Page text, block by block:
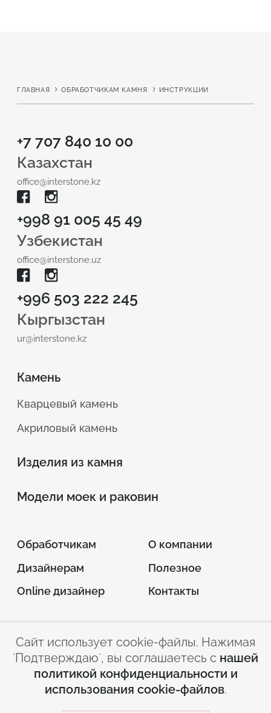
ГЛАВНАЯ ОБРАБОТЧИКАМ КАМНЯ ИНСТРУКЦИИ
+7 707 840 10 00
Казахстан
office@interstone.kz
+998 91 005 45 49
Узбекистан
office@interstone.uz
+996 503 222 245
Кыргызстан
ur@interstone.kz
Камень
Кварцевый камень
Акриловый камень
Изделия из камня
Модели моек и раковин
Обработчикам
Дизайнерам
Online дизайнер
О компании
Полезное
Контакты
© 2026 INTERSTONE –
листовой искусственный камень
Условия
Политика
конфиденциальности
Сайт использует cookie-файлы. Нажимая
`Подтверждаю`, вы соглашаетесь с нашей
политикой конфиденциальности и
использования cookie-файлов.